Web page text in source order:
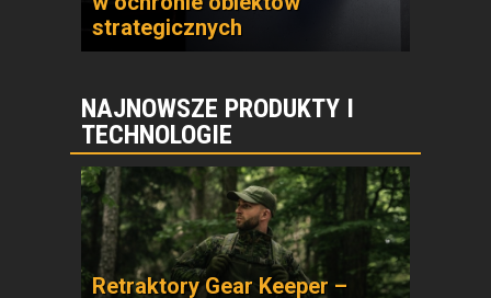
strategicznych
NAJNOWSZE PRODUKTY I
TECHNOLOGIE
Retraktory Gear Keeper –